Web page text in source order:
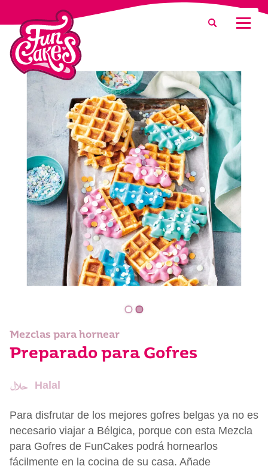
¿Qué estás buscando?
Buscar
Mezclas para hornear
Preparado para Gofres
Halal
Para disfrutar de los mejores gofres belgas ya no es
necesario viajar a Bélgica, porque con esta Mezcla
para Gofres de FunCakes podrá hornearlos
fácilmente en la cocina de su casa. Añade